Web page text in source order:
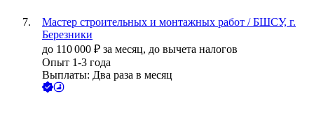
Мастер строительных и монтажных работ / БШСУ, г.
Березники
до 110 000 ₽ за месяц, до вычета налогов
Опыт 1-3 года
Выплаты: Два раза в месяц